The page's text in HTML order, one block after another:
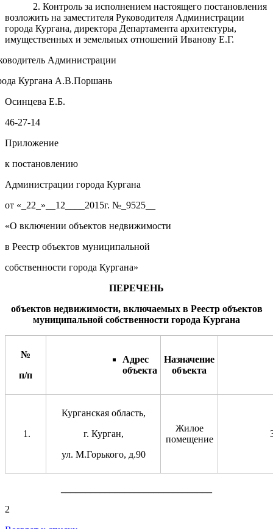
2. Контроль за исполнением настоящего постановления
возложить на заместителя Руководителя Администрации
города Кургана, директора Департамента архитектуры,
имущественных и земельных отношений Иванову Е.Г.
Администрации
Кургана А.В.Поршань
Осинцева Е.Б.
46-27-14
Приложение
к постановлению
Администрации города Кургана
от «_22_»__12____2015г. №_9525__
«О включении объектов недвижимости
в Реестр объектов муниципальной
собственности города Кургана»
ПЕРЕЧЕНЬ
объектов недвижимости, включаемых в Реестр объектов
муниципальной собственности города Кургана
№
п/п
Адрес
объекта
Назначение
объекта
Курганская область,
г. Курган,
ул. М.Горького, д.90
Жилое
помещение
2